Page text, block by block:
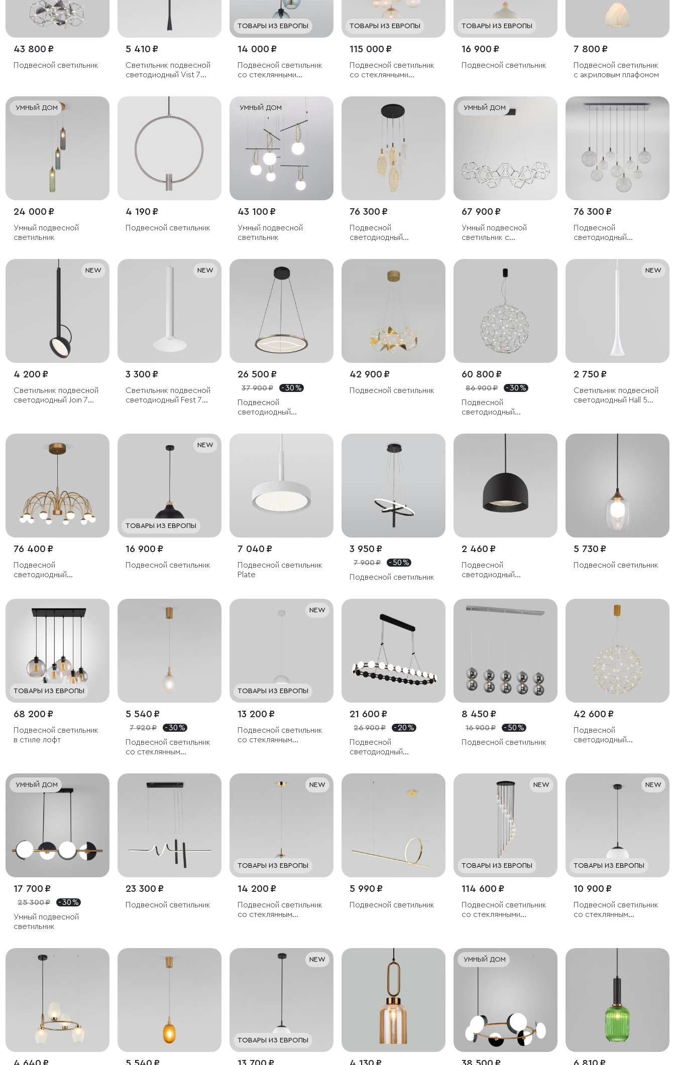
43 800 ₽
Подвесной светильник
5 410 ₽
Светильник подвесной
светодиодный Vist 7W
ТОВАРЫ ИЗ ЕВРОПЫ
14 000 ₽
Подвесной светильник
со стеклянными
ТОВАРЫ ИЗ ЕВРОПЫ
115 000 ₽
Подвесной светильник
со стеклянными
ТОВАРЫ ИЗ ЕВРОПЫ
16 900 ₽
Подвесной светильник
7 800 ₽
Подвесной светильник
с акриловым плафоном
УМНЫЙ ДОМ
24 000 ₽
Умный подвесной
светильник
4 190 ₽
Подвесной светильник
УМНЫЙ ДОМ
43 100 ₽
Умный подвесной
светильник
76 300 ₽
Подвесной
светодиодный
УМНЫЙ ДОМ
67 900 ₽
Умный подвесной
светильник с
76 300 ₽
Подвесной
светодиодный
NEW
4 200 ₽
Светильник подвесной
светодиодный Join 7W
NEW
3 300 ₽
Светильник подвесной
светодиодный Fest 7W
26 500 ₽
37 900 ₽
- 30 %
Подвесной
светодиодный
42 900 ₽
Подвесной светильник
60 800 ₽
86 900 ₽
- 30 %
Подвесной
светодиодный
NEW
2 750 ₽
Светильник подвесной
светодиодный Hall 5W
76 400 ₽
Подвесной
светодиодный
NEW
ТОВАРЫ ИЗ ЕВРОПЫ
16 900 ₽
Подвесной светильник
7 040 ₽
Подвесной светильник
Plate
3 950 ₽
7 900 ₽
- 50 %
Подвесной светильник
2 460 ₽
Подвесной
светодиодный
5 730 ₽
Подвесной светильник
ТОВАРЫ ИЗ ЕВРОПЫ
68 200 ₽
Подвесной светильник
в стиле лофт
5 540 ₽
7 920 ₽
- 30 %
Подвесной светильник
со стеклянным
NEW
ТОВАРЫ ИЗ ЕВРОПЫ
13 200 ₽
Подвесной светильник
со стеклянным
21 600 ₽
26 900 ₽
- 20 %
Подвесной
светодиодный
8 450 ₽
16 900 ₽
- 50 %
Подвесной светильник
42 600 ₽
Подвесной
светодиодный
УМНЫЙ ДОМ
17 700 ₽
25 300 ₽
- 30 %
Умный подвесной
светильник
23 300 ₽
Подвесной светильник
NEW
ТОВАРЫ ИЗ ЕВРОПЫ
14 200 ₽
Подвесной светильник
со стеклянным
5 990 ₽
Подвесной светильник
NEW
ТОВАРЫ ИЗ ЕВРОПЫ
114 600 ₽
Подвесной светильник
со стеклянными
NEW
ТОВАРЫ ИЗ ЕВРОПЫ
10 900 ₽
Подвесной светильник
со стеклянным
NEW
ТОВАРЫ ИЗ ЕВРОПЫ
УМНЫЙ ДОМ